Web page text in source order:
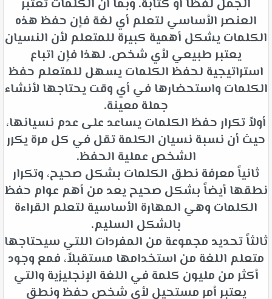
الجمل لفظاً أو كتابةً. وبما أن الكلمات تعتبر
العنصر الأساسي لتعلم أي لغة فإن حفظ هذه
الكلمات يشكل أهمية كبيرة للمتعلم لأن النسيان
يعتبر طبيعي لأي شخص. لهذا فإن اتباع
استراتيجية لحفظ الكلمات يسهل للمتعلم حفظ
الكلمات واستحضارها في أي وقت يحتاجها لأنشاء
جملة معينة.
أولاً تكرار حفظ الكلمات يساعد على عدم نسيانها،
حيث أن نسبة نسيان الكلمة تقل في كل مرة يكرر
الشخص عملية الحفظ.
ثانياً معرفة نطق الكلمات بشكل صحيح، وتكرار
نطقها أيضاً بشكل صحيح يعد من أهم عوام حفظ
الكلمات وهي المهارة الأساسية لتعلم القراءة
بالشكل السليم.
ثالثاً تحديد مجموعة من المفردات اللتي سيحتاجها
متعلم اللغة من استخدامها مستقبلاً، فمع وجود
أكثر من مليون كلمة في اللغة الإنجليزية والتي
يعتبر أمر مستحيل لأي شخص حفظ ونطق